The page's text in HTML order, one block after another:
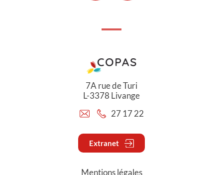
7A rue de Turi
L-3378 Livange
27 17 22
Extranet
Mentions légales